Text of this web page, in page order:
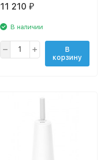
11 210 ₽
В наличии
В
корзину